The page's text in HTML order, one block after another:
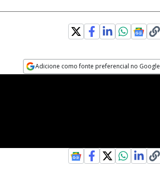
Adicione como fonte preferencial no Google